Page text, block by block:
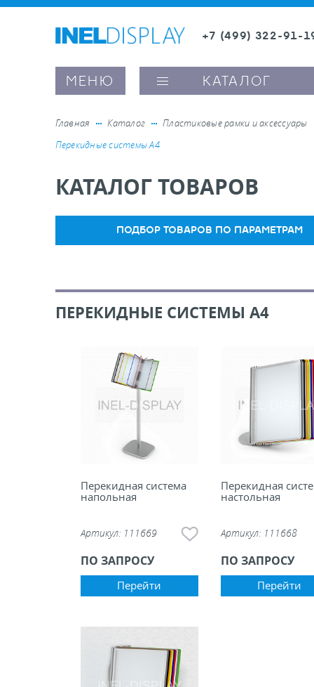
+7 (499) 322-91-
МЕНЮ КАТАЛОГ
вывесок и шелфтокеры
оборудование, комплектующие
рамки и аксессуары
конструкции из алюминиевого
Главная Каталог
Пластиковые рамки и аксессуары
Перекидные системы А4
КАТАЛОГ ТОВАРОВ
ПОДБОР ТОВАРОВ ПО ПАРАМЕТРАМ
ПЕРЕКИДНЫЕ СИСТЕМЫ А4
Перекидная система
напольная
Артикул: 111669
ПО ЗАПРОСУ
Перейти
Перекидная
настольная
Артикул: 111668
ПО ЗАПРОСУ
Перейти